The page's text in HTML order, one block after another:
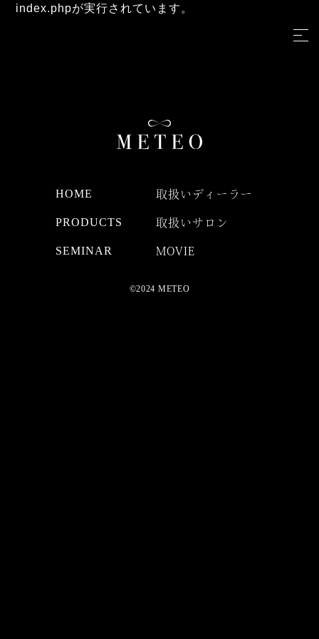
index.phpが実行されています。
HOME
PRODUCTS
SEMINAR
取扱いディーラー
取扱いサロン
MOVIE
©2024 METEO